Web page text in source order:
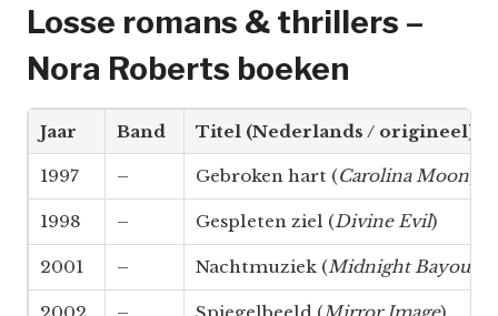
Losse romans & thrillers –
Nora Roberts boeken
Jaar Band Titel (Nederlands / origineel)
1997 – Gebroken hart (Carolina Moon)
1998 – Gespleten ziel (Divine Evil)
2001 – Nachtmuziek (Midnight Bayou